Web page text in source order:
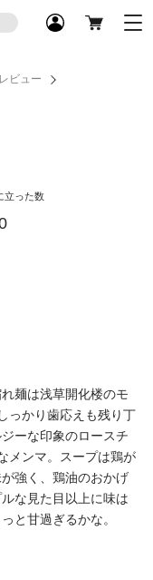
ビュー
立った数
麺は浅草開化楼のモ
っかり歯応えも残り丁
ーな印象のロースチ
メンマ。スープは鶏が
強く、鶏油のおかげ
な見た目以上に味は
と甘過ぎるかな。